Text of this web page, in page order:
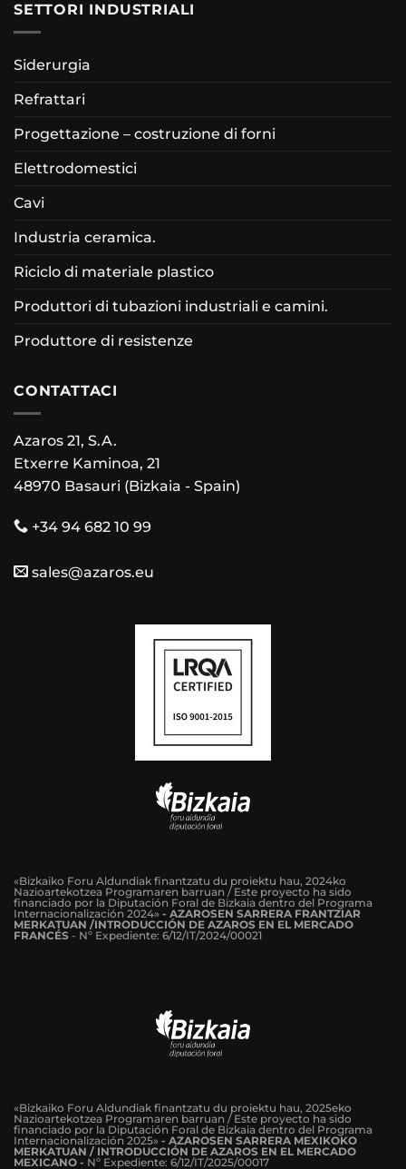
SETTORI INDUSTRIALI
Siderurgia
Refrattari
Progettazione – costruzione di forni
Elettrodomestici
Cavi
Industria ceramica.
Riciclo di materiale plastico
Produttori di tubazioni industriali e camini.
Produttore di resistenze
CONTATTACI
Azaros 21, S.A.
Etxerre Kaminoa, 21
48970 Basauri (Bizkaia - Spain)
+34 94 682 10 99
sales@azaros.eu
«Bizkaiko Foru Aldundiak finantzatu du proiektu hau, 2024ko
Nazioartekotzea Programaren barruan / Este proyecto ha sido
financiado por la Diputación Foral de Bizkaia dentro del Programa
Internacionalización 2024» - AZAROSEN SARRERA FRANTZIAR
MERKATUAN /INTRODUCCIÓN DE AZAROS EN EL MERCADO
FRANCÉS - Nº Expediente: 6/12/IT/2024/00021
«Bizkaiko Foru Aldundiak finantzatu du proiektu hau, 2025eko
Nazioartekotzea Programaren barruan / Este proyecto ha sido
financiado por la Diputación Foral de Bizkaia dentro del Programa
Internacionalización 2025» - AZAROSEN SARRERA MEXIKOKO
MERKATUAN / INTRODUCCIÓN DE AZAROS EN EL MERCADO
MEXICANO - Nº Expediente: 6/12/IT/2025/00017